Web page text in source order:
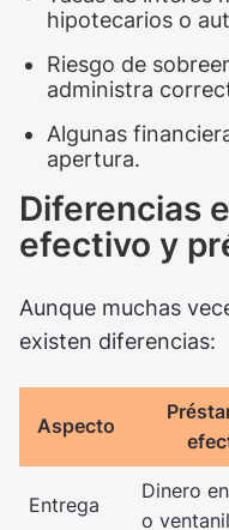
hipotecarios o
Riesgo de
administra
Algunas
apertura.
Diferencias
efectivo y
Aunque muchas
existen diferencias:
Aspecto
Entrega
Dinero
o